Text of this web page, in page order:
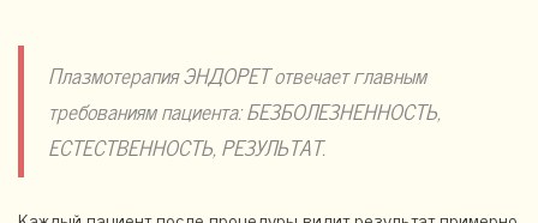
Плазмотерапия ЭНДОРЕТ отвечает главным
требованиям пациента: БЕЗБОЛЕЗНЕННОСТЬ,
ЕСТЕСТВЕННОСТЬ, РЕЗУЛЬТАТ.